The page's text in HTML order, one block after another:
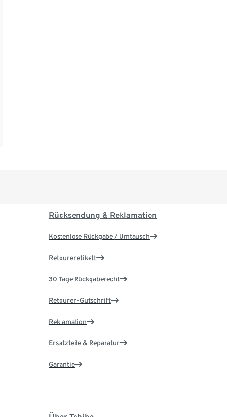
Rücksendung & Reklamation
Kostenlose Rückgabe / Umtausch
Retourenetikett
30 Tage Rückgaberecht
Retouren-Gutschrift
Reklamation
Ersatzteile & Reparatur
Garantie